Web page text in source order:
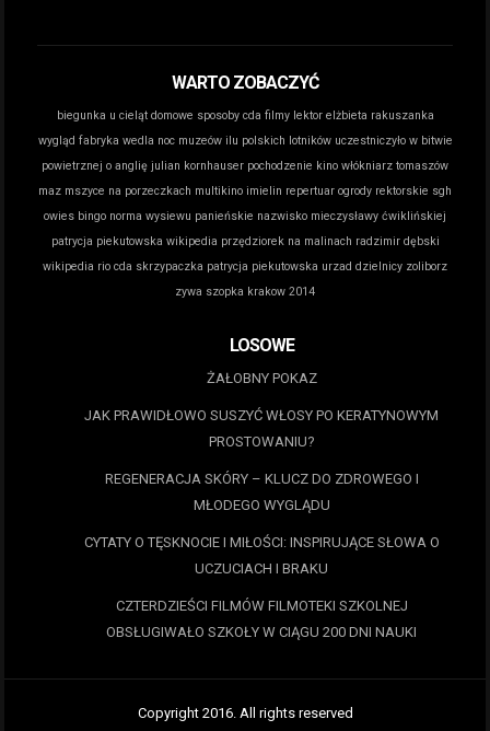
WARTO ZOBACZYĆ
biegunka u cieląt domowe sposoby cda filmy lektor elżbieta rakuszanka
wygląd fabryka wedla noc muzeów ilu polskich lotników uczestniczyło w bitwie
powietrznej o anglię julian kornhauser pochodzenie kino włókniarz tomaszów
maz mszyce na porzeczkach multikino imielin repertuar ogrody rektorskie sgh
owies bingo norma wysiewu panieńskie nazwisko mieczysławy ćwiklińskiej
patrycja piekutowska wikipedia przędziorek na malinach radzimir dębski
wikipedia rio cda skrzypaczka patrycja piekutowska urzad dzielnicy zoliborz
zywa szopka krakow 2014
LOSOWE
ŻAŁOBNY POKAZ
JAK PRAWIDŁOWO SUSZYĆ WŁOSY PO KERATYNOWYM
PROSTOWANIU?
REGENERACJA SKÓRY – KLUCZ DO ZDROWEGO I
MŁODEGO WYGLĄDU
CYTATY O TĘSKNOCIE I MIŁOŚCI: INSPIRUJĄCE SŁOWA O
UCZUCIACH I BRAKU
CZTERDZIEŚCI FILMÓW FILMOTEKI SZKOLNEJ
OBSŁUGIWAŁO SZKOŁY W CIĄGU 200 DNI NAUKI
Copyright 2016. All rights reserved